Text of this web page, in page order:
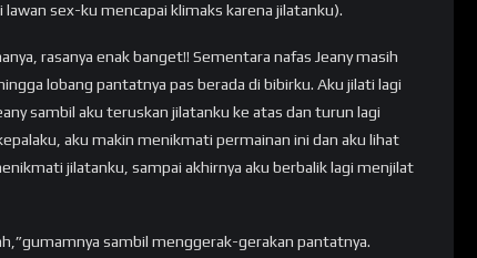
sex-ku mencapai klimaks karena jilatanku).
rasanya enak banget!! Sementara nafas Jeany masih
lobang pantatnya pas berada di bibirku. Aku jilati lagi
sambil aku teruskan jilatanku ke atas dan turun lagi
aku makin menikmati permainan ini dan aku lihat
jilatanku, sampai akhirnya aku berbalik lagi menjilat
sambil menggerak-gerakan pantatnya.